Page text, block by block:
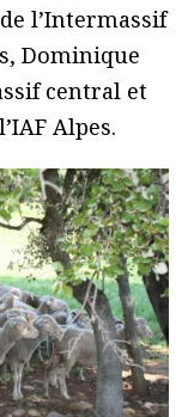
l’Intermassif
Dominique
central et
Alpes.